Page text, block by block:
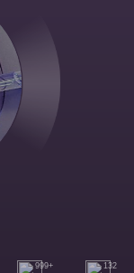
999+ 132